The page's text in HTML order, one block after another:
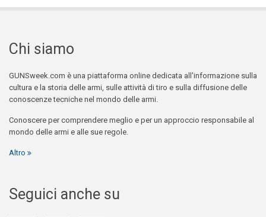
Chi siamo
GUNSweek.com è una piattaforma online dedicata all'informazione sulla
cultura e la storia delle armi, sulle attività di tiro e sulla diffusione delle
conoscenze tecniche nel mondo delle armi.
Conoscere per comprendere meglio e per un approccio responsabile al
mondo delle armi e alle sue regole.
Altro
Seguici anche su